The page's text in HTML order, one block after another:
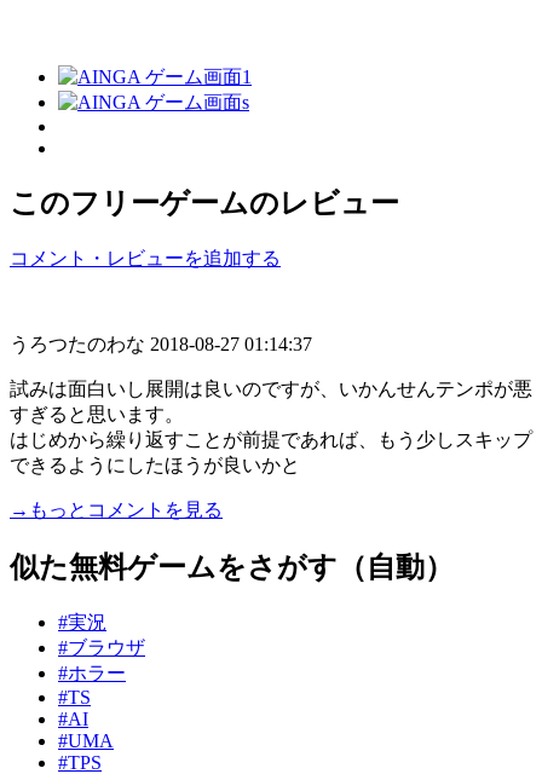
このフリーゲームのレビュー
コメント・レビューを追加する
うろつたのわな 2018-08-27 01:14:37
試みは面白いし展開は良いのですが、いかんせんテンポが悪
すぎると思います。
はじめから繰り返すことが前提であれば、もう少しスキップ
できるようにしたほうが良いかと
→もっとコメントを見る
似た無料ゲームをさがす（自動）
#実況
#ブラウザ
#ホラー
#TS
#AI
#UMA
#TPS